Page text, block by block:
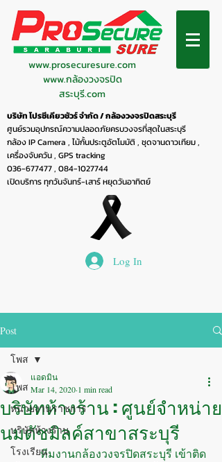
www.prosecuresure.com
www.กล้องวงจรปิด
สระบุรี.com
บริษัท โปรซีเคียวชัวร์ จำกัด / กล้องวงจรปิดสระบุรี
ศูนย์รวมอุปกรณ์ความปลอดภัยครบวงจรที่สุดในสระบุรี
กล้อง IP Camera , ไม้กั้นประตูอัตโมมัติ , ชุดจานดาวเทียม ,
เครื่องจับควัน , GPS tracking
036-677477, 084-1027744
เปิดบริการ ทุกวันจันทร์-เสาร์ หยุดวันอาทิตย์
Log In
Post
โพส
หน่วยงานราชการ
บริษัทห้างร้าน
โรงเรียน
โพส
บริษัทห้างร้าน : ศูนย์จำหน่าย
นมดัชมิลค์สาขาสระบุรี
แอดมิน
Mar 14, 2020 1 min read
	ทีมงานกล้องวงจรปิดสระบุรี เข้าติด